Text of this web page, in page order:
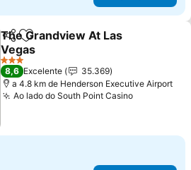
PartilharAdicionar aos favoritos
The Grandview At Las
Vegas
Ver preços
3 Estrelas
8,6 Excelente
35.369
a 4.8 km de Henderson Executive Airport
Ao lado do South Point CasinoVer preços